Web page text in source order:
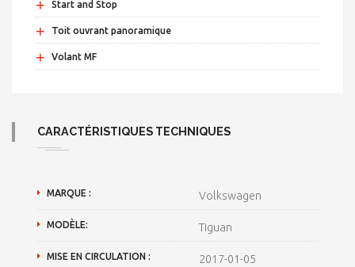
+ Start and Stop
+ Toit ouvrant panoramique
+ Volant MF
CARACTÉRISTIQUES TECHNIQUES
MARQUE : Volkswagen
MODÈLE: Tiguan
MISE EN CIRCULATION : 2017-01-05